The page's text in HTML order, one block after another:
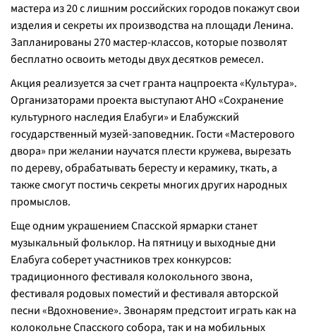
мастера из 20 с лишним российских городов покажут свои
изделия и секреты их производства на площади Ленина.
Запланированы 270 мастер-классов, которые позволят
бесплатно освоить методы двух десятков ремесел.
Акция реализуется за счет гранта нацпроекта «Культура».
Организаторами проекта выступают АНО «Сохранение
культурного наследия Елабуги» и Елабужский
государственный музей-заповедник. Гости «Мастерового
двора» при желании научатся плести кружева, вырезать
по дереву, обрабатывать бересту и керамику, ткать, а
также смогут постичь секреты многих других народных
промыслов.
Еще одним украшением Спасской ярмарки станет
музыкальный фольклор. На пятницу и выходные дни
Елабуга соберет участников трех конкурсов:
традиционного фестиваля колокольного звона,
фестиваля родовых поместий и фестиваля авторской
песни «Вдохновение». Звонарям предстоит играть как на
колокольне Спасского собора, так и на мобильных